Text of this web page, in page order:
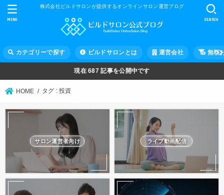
株式会社ビルドサロンが提供するオンラインサロン運営ブログ
カテゴリーで探す ビルドサロンとは 運営会社 無料
SEARCH
MENU
現在687 記事を公開中です
HOME タグ : 投資
サロン運営者向け ライブ動画配信